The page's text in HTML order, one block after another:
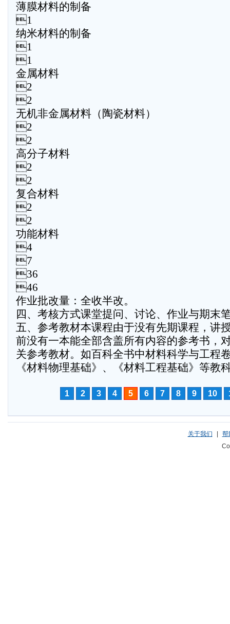
薄膜材料的制备
1
纳米材料的制备
1
1
金属材料
2
2
无机非金属材料（陶瓷材料）
2
2
高分子材料
2
2
复合材料
2
2
功能材料
4
7
36
46
作业批改量：全收半改。
四、考核方式课堂提问、讨论、作业与期末
五、参考教材本课程由于没有先期课程，讲
前没有一本能全部含盖所有内容的参考书，
关参考教材。如百科全书中材料科学与工程
《材料物理基础》、《材料工程基础》等教
1 2 3 4 5 6 7 8 9 10
关于我们
帮